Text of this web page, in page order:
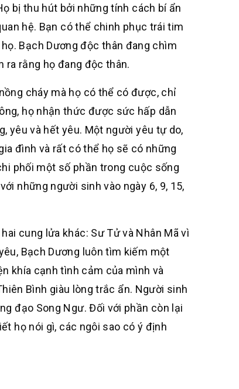
bị thu hút bởi những tính cách bí ẩn
hệ. Bạn có thể chinh phục trái tim
Bạch Dương độc thân đang chìm
ra rằng họ đang độc thân.
cháy mà họ có thể có được, chỉ
họ nhận thức được sức hấp dẫn
yêu và hết yêu. Một người yêu tự do,
đình và rất có thể họ sẽ có những
phối một số phần trong cuộc sống
những người sinh vào ngày 6, 9, 15,
cung lửa khác: Sư Tử và Nhân Mã vì
Bạch Dương luôn tìm kiếm một
khía cạnh tình cảm của mình và
Bình giàu lòng trắc ẩn. Người sinh
đạo Song Ngư. Đối với phần còn lại
họ nói gì, các ngôi sao có ý định